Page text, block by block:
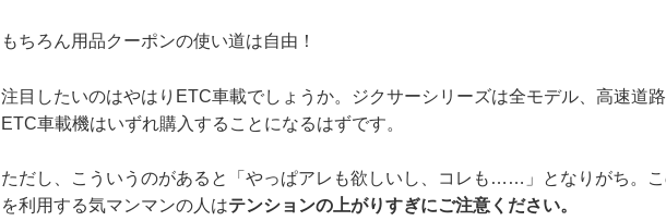
もちろん用品クーポンの使い道は自由！
注目したいのはやはりETC車載でしょうか。ジクサーシリーズは全モデル、高速道
ETC車載機はいずれ購入することになるはずです。
ただし、こういうのがあると「やっぱアレも欲しいし、コレも……」となりがち。
を利用する気マンマンの人はテンションの上がりすぎにご注意ください。